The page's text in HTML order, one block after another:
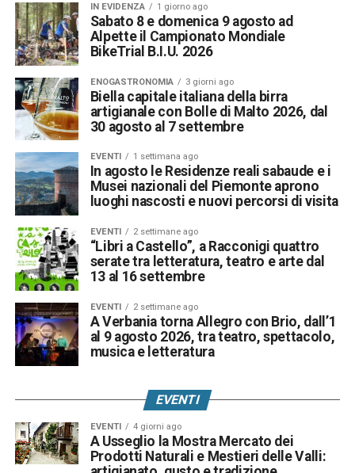
IN EVIDENZA 1 giorno ago
Sabato 8 e domenica 9 agosto ad
Alpette il Campionato Mondiale
BikeTrial B.I.U. 2026
ENOGASTRONOMIA 3 giorni ago
Biella capitale italiana della birra
artigianale con Bolle di Malto 2026, dal
30 agosto al 7 settembre
EVENTI 1 settimana ago
In agosto le Residenze reali sabaude e i
Musei nazionali del Piemonte aprono
luoghi nascosti e nuovi percorsi di visita
EVENTI 2 settimane ago
“Libri a Castello”, a Racconigi quattro
serate tra letteratura, teatro e arte dal
13 al 16 settembre
EVENTI 2 settimane ago
A Verbania torna Allegro con Brio, dall’1
al 9 agosto 2026, tra teatro, spettacolo,
musica e letteratura
EVENTI
EVENTI 4 giorni ago
A Usseglio la Mostra Mercato dei
Prodotti Naturali e Mestieri delle Valli: